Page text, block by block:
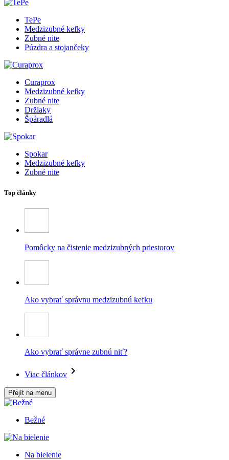
TePe
Medzizubné kefky
Zubné nite
Púzdra a stojančeky
Curaprox
Medzizubné kefky
Zubné nite
Držiaky
Špáradlá
Spokar
Medzizubné kefky
Zubné nite
Top články
Pomôcky na čistenie medzizubných priestorov
Ako vybrať správnu medzizubnú kefku
Ako vybrať správne zubnú niť?
Viac článkov
Přejít na menu
Bežné
Na bielenie